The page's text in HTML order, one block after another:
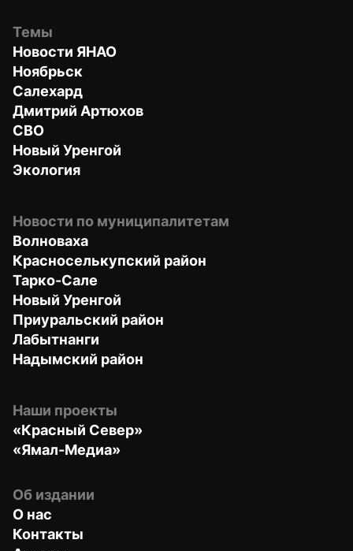
Темы
Новости ЯНАО
Ноябрьск
Салехард
Дмитрий Артюхов
СВО
Новый Уренгой
Экология
Новости по муниципалитетам
Волноваха
Красноселькупский район
Тарко-Сале
Новый Уренгой
Приуральский район
Лабытнанги
Надымский район
Наши проекты
«Красный Север»
«Ямал-Медиа»
Об издании
О нас
Контакты